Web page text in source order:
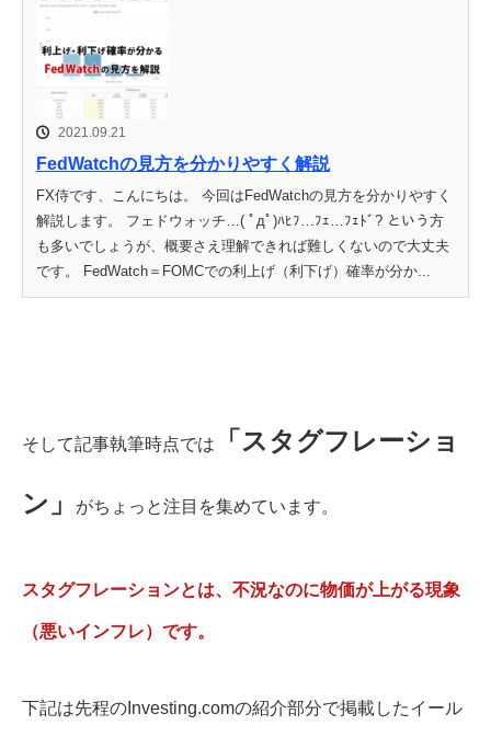
2021.09.21
FedWatchの見方を分かりやすく解説
FX侍です、こんにちは。 今回はFedWatchの見方を分かりやすく
解説します。 フェドウォッチ…( ﾟдﾟ)ﾊﾋﾌ…ﾌｪ…ﾌｪﾄﾞ? という方
も多いでしょうが、概要さえ理解できれば難しくないので大丈夫
です。 FedWatch＝FOMCでの利上げ（利下げ）確率が分か...
そして記事執筆時点では 「スタグフレーショ
ン」 がちょっと注目を集めています。
スタグフレーションとは、不況なのに物価が上がる現象
（悪いインフレ）です。
下記は先程のInvesting.comの紹介部分で掲載したイール